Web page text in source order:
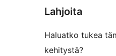
Lahjoita
Haluatko tukea
kehitystä?